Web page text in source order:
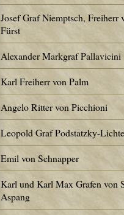
Josef Graf Niemptsch, Freiherr
Fürst
Alexander Markgraf Pallavicini
Karl Freiherr von Palm
Angelo Ritter von Picchioni
Leopold Graf Podstatzky-
Emil von Schnapper
Karl und Karl Max Grafen von
Aspang